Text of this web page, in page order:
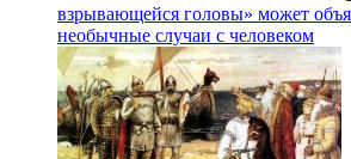
взрывающейся головы» может
необычные случаи с человеком